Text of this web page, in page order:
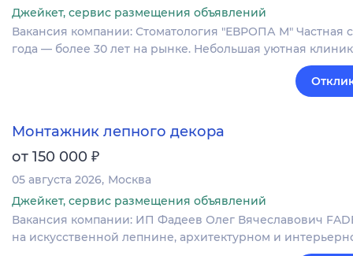
Джейкет, сервис размещения объявлений
Вакансия компании: Стоматология "ЕВРОПА М" Частная
года — более 30 лет на рынке. Небольшая уютная
Монтажник лепного декора
от 150 000 ₽
05 августа 2026 Москва
Джейкет, сервис размещения объявлений
Вакансия компании: ИП Фадеев Олег Вячеславович
на искусственной лепнине, архитектурном и